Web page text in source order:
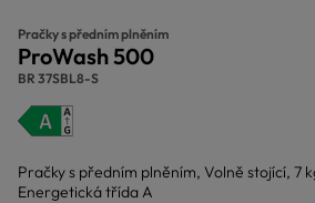
Pračky s předním plněním
ProWash 500
BR 37SBL8-S
Pračky s předním plněním, Volně stojící, 7
Energetická třída A